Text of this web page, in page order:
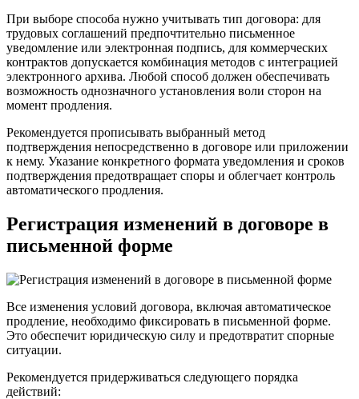
При выборе способа нужно учитывать тип договора: для
трудовых соглашений предпочтительно письменное
уведомление или электронная подпись, для коммерческих
контрактов допускается комбинация методов с интеграцией
электронного архива. Любой способ должен обеспечивать
возможность однозначного установления воли сторон на
момент продления.
Рекомендуется прописывать выбранный метод
подтверждения непосредственно в договоре или приложении
к нему. Указание конкретного формата уведомления и сроков
подтверждения предотвращает споры и облегчает контроль
автоматического продления.
Регистрация изменений в договоре в
письменной форме
Все изменения условий договора, включая автоматическое
продление, необходимо фиксировать в письменной форме.
Это обеспечит юридическую силу и предотвратит спорные
ситуации.
Рекомендуется придерживаться следующего порядка
действий: